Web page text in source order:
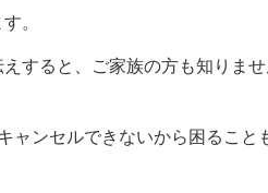
。
すると、ご家族の方も知りま
ンセルできないから困ること